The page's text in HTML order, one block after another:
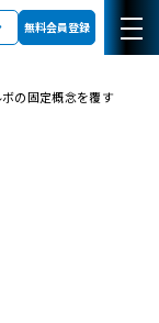
無料会員登録
の固定概念を覆す